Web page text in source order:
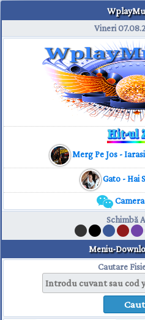
Vineri
Merg Pe Jos -
Gato - Hai
Schimbă
Meniu-
Cautare